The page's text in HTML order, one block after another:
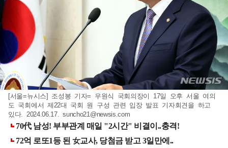
[서울=뉴시스] 조성봉 기자= 우원식 국회의장이 17일 오후 서울 여의
도 국회에서 제22대 국회 원 구성 관련 입장 발표 기자회견을 하고
있다. 2024.06.17.suncho21@newsis.com